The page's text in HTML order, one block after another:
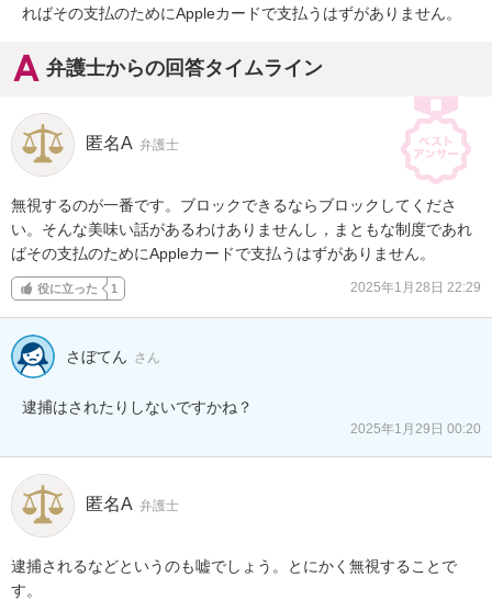
ればその支払のためにAppleカードで支払うはずがありません。
弁護士からの回答タイムライン
匿名A 弁護士
無視するのが一番です。ブロックできるならブロックしてくださ
い。そんな美味い話があるわけありませんし，まともな制度であれ
ばその支払のためにAppleカードで支払うはずがありません。
役に立った 1 2025年1月28日 22:29
さぼてん さん
逮捕はされたりしないですかね？
2025年1月29日 00:20
匿名A 弁護士
逮捕されるなどというのも嘘でしょう。とにかく無視することで
す。